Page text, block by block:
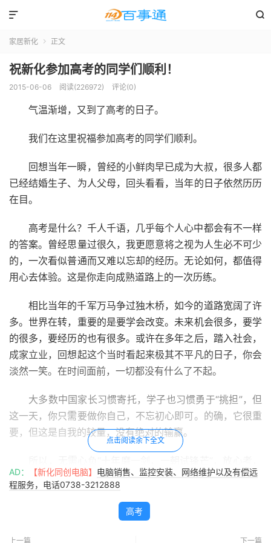


家居新化  正文
祝新化参加高考的同学们顺利！
2015-06-06 阅读(226972) 评论(0)
气温渐增，又到了高考的日子。
我们在这里祝福参加高考的同学们顺利。
回想当年一瞬，曾经的小鲜肉早已成为大叔，很多人都
已经结婚生子、为人父母，回头看看，当年的日子依然历历
在目。
高考是什么？千人千语，几乎每个人心中都会有不一样
的答案。曾经思量过很久，我更愿意将之视为人生必不可少
的，一次看似普通而又难以忘却的经历。无论如何，都值得
用心去体验。这是你走向成熟道路上的一次历练。
相比当年的千军万马争过独木桥，如今的道路宽阔了许
多。世界在转，重要的是要学会改变。未来机会很多，要学
的很多，要经历的也有很多。或许在多年之后，踏入社会，
成家立业，回想起这个当时看起来极其不平凡的日子，你会
淡然一笑。在时间面前，一切都没有什么了不起。
大多数中国家长习惯寄托，学子也习惯勇于“挑担”，但
这一天，你只需要做你自己，不忘初心即可。的确，它很重
要，但这是自我的较量，没有绝对的输赢。
不留遗憾，坦然面对就是。
最后，真诚祝愿每一位参加高考的同学顺心如意。这里
的每一位，也都为你们祝福。
点击阅读余下全文
AD： 【新化同创电脑】 电脑销售、监控安装、网络维护以及有偿远
程服务，电话0738-3212888
高考
上一篇 下一篇